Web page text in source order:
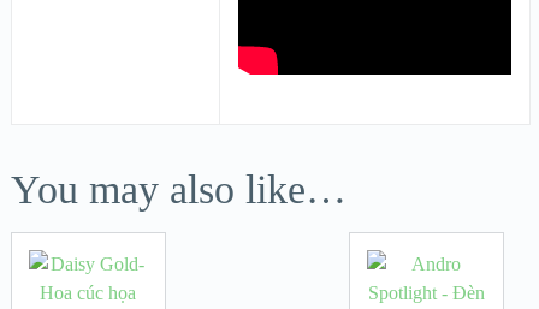
You may also like…